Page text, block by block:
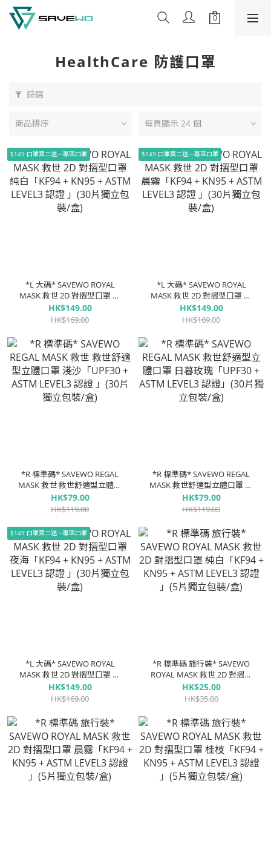
HealthCare 防護口罩
篩選
商品排序 每頁顯示 24 個
$149 口罩買二送一專區口罩
*L 大碼* SAVEWO ROYAL
MASK 救世 2D 對摺型口罩 純
白「KF94 + KN95 + ASTM
LEVEL3 認證 」(30片獨立包裝/
HK$149.00
HK$169.00
$149 口罩買二送一專區口罩
*L 大碼* SAVEWO ROYAL
MASK 救世 2D 對摺型口罩 晨
霧「KF94 + KN95 + ASTM
LEVEL3 認證 」(30片獨立包裝/
HK$149.00
HK$169.00
*R 標準碼* SAVEWO REGAL
MASK 救世 救世舒適型立體口
罩 淺沙「UPF30 + ASTM
LEVEL3 認證 」(30片獨立包裝/
HK$79.00
HK$119.00
*R 標準碼* SAVEWO REGAL
MASK 救世舒適型立體口罩 日
暮玫瑰「UPF30 + ASTM
LEVEL3 認證」(30片獨立包裝/
HK$79.00
HK$119.00
$149 口罩買二送一專區口罩
*L 大碼* SAVEWO ROYAL
MASK 救世 2D 對摺型口罩 夜
海「KF94 + KN95 + ASTM
LEVEL3 認證 」(30片獨立包裝/
HK$149.00
HK$169.00
*R 標準碼 旅行裝* SAVEWO
ROYAL MASK 救世 2D 對摺型
口罩 純白「KF94 + KN95 +
ASTM LEVEL3 認證 」(5片獨立
HK$25.00
HK$35.00